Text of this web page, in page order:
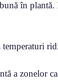
în
a zonelor